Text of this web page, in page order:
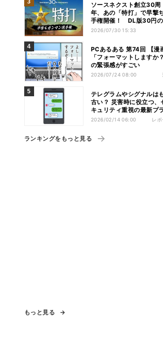
ソースネクスト創立30周
年、あの「特打」で早撃
手権開催！ DL版30円の
ールも
2026/07/30 15:33
PCあるある 第74回 【漫
「フォーマットしますか
の緊張感がすごい
2026/07/24 08:00
テレグラムやシグナルは
古い？ 災害時に役立つ、
キュリティ重視の最新プ
ベートSMS3選
2026/02/14 06:00 レポ
ランキングをもっと見る
もっと見る